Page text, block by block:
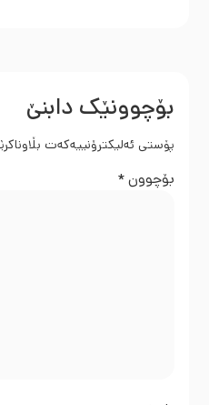
بۆچوونێک دابنێ
پۆستی ئەلیکترۆنییەکەت
بۆچوون*